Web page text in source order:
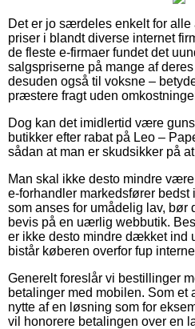
Det er jo særdeles enkelt for alle
priser i blandt diverse internet
de fleste e-firmaer fundet det
salgspriserne på mange af
desuden også til voksne –
præstere fragt uden
Dog kan det imidlertid være
butikker efter rabat på Leo –
sådan at man er skudsikker på
Man skal ikke desto mindre
e-forhandler markedsfører bedst
som anses for umådelig lav,
bevis på en uærlig webbutik.
er ikke desto mindre dækket ind
bistår køberen overfor fup
Generelt foreslår vi bestillinger
betalinger med mobilen. Som et
nytte af en løsning som for
vil honorere betalingen over en